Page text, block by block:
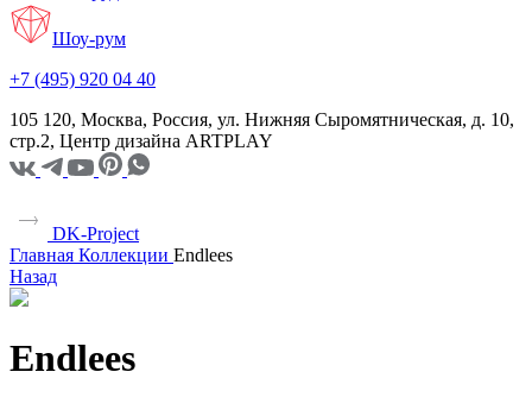
Шоу-рум
+7 (495) 920 04 40
105 120, Москва, Россия, ул. Нижняя Сыромятническая, д. 10,
стр.2, Центр дизайна ARTPLAY
DK-Project
Главная Коллекции Endlees
Назад
Endlees